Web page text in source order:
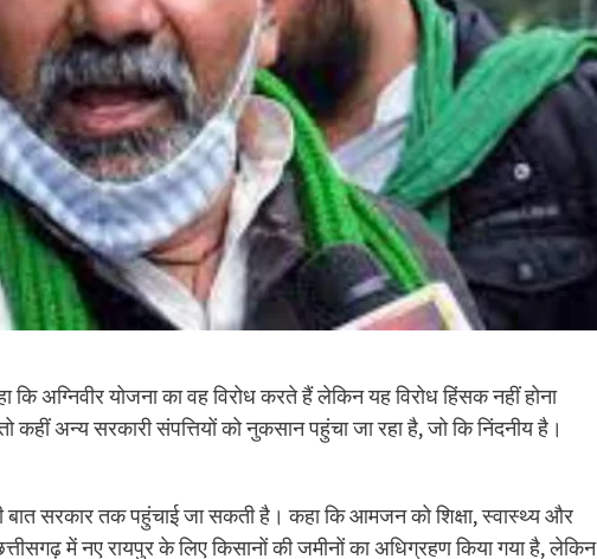
अग्निवीर योजना का वह विरोध करते हैं लेकिन यह विरोध हिंसक नहीं होना
अन्य सरकारी संपत्तियों को नुकसान पहुंचा जा रहा है, जो कि निंदनीय है।
सरकार तक पहुंचाई जा सकती है। कहा कि आमजन को शिक्षा, स्वास्थ्य और
में नए रायपुर के लिए किसानों की जमीनों का अधिग्रहण किया गया है, लेकिन